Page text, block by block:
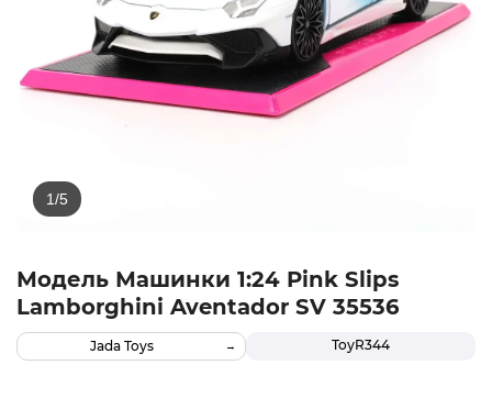
Модель Машинки 1:24 Pink Slips
Lamborghini Aventador SV 35536
ТоуR344
Jada Toys